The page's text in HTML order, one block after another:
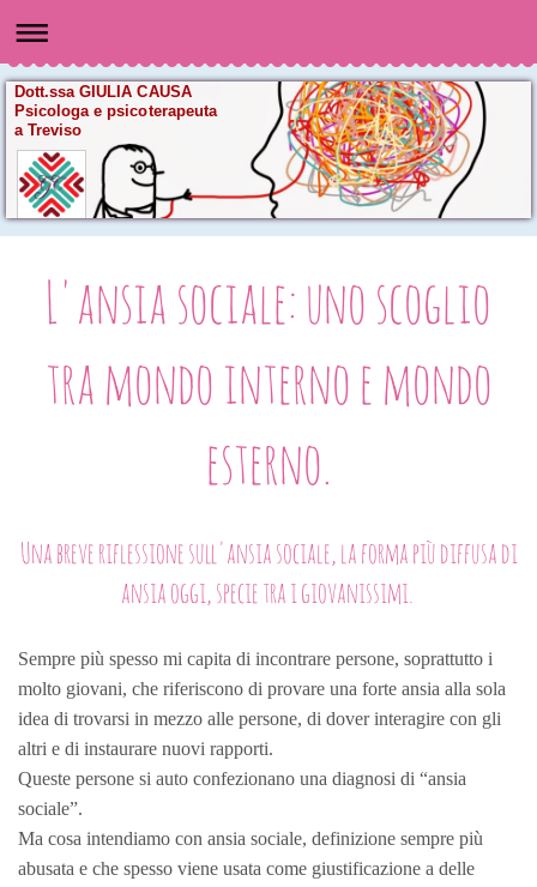
Dott.ssa GIULIA CAUSA
Psicologa e psicoterapeuta
a Treviso
L'ansia sociale: uno scoglio
tra mondo interno e mondo
esterno.
Una breve riflessione sull'ansia sociale, la forma più diffusa di
ansia oggi, specie tra i giovanissimi.
Sempre più spesso mi capita di incontrare persone, soprattutto i
molto giovani, che riferiscono di provare una forte ansia alla sola
idea di trovarsi in mezzo alle persone, di dover interagire con gli
altri e di instaurare nuovi rapporti.
Queste persone si auto confezionano una diagnosi di “ansia
sociale”.
Ma cosa intendiamo con ansia sociale, definizione sempre più
abusata e che spesso viene usata come giustificazione a delle